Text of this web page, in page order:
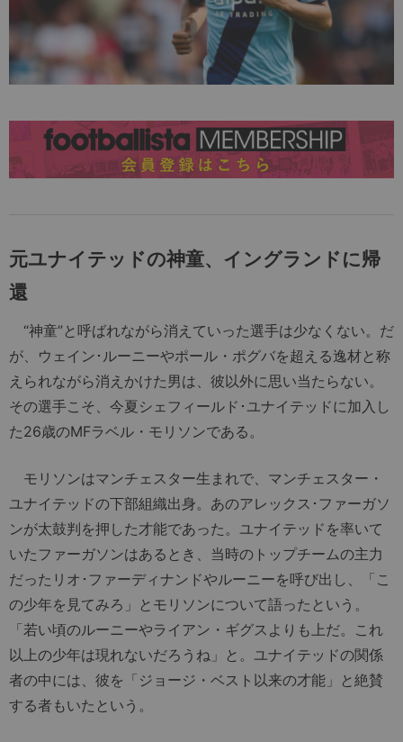
元ユナイテッドの神童、イングランドに帰
還
“神童”と呼ばれながら消えていった選手は少なくない。だ
が、ウェイン･ルーニーやポール・ポグバを超える逸材と称
えられながら消えかけた男は、彼以外に思い当たらない。
その選手こそ、今夏シェフィールド･ユナイテッドに加入し
た26歳のMFラベル・モリソンである。
モリソンはマンチェスター生まれで、マンチェスター・
ユナイテッドの下部組織出身。あのアレックス･ファーガソ
ンが太鼓判を押した才能であった。ユナイテッドを率いて
いたファーガソンはあるとき、当時のトップチームの主力
だったリオ･ファーディナンドやルーニーを呼び出し、「こ
の少年を見てみろ」とモリソンについて語ったという。
「若い頃のルーニーやライアン・ギグスよりも上だ。これ
以上の少年は現れないだろうね」と。ユナイテッドの関係
者の中には、彼を「ジョージ・ベスト以来の才能」と絶賛
する者もいたという。